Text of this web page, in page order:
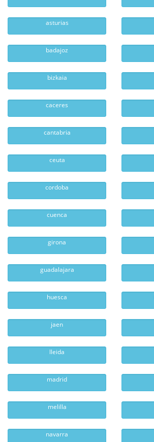
asturias
badajoz
bizkaia
caceres
cantabria
ceuta
cordoba
cuenca
girona
guadalajara
huesca
jaen
lleida
madrid
melilla
navarra